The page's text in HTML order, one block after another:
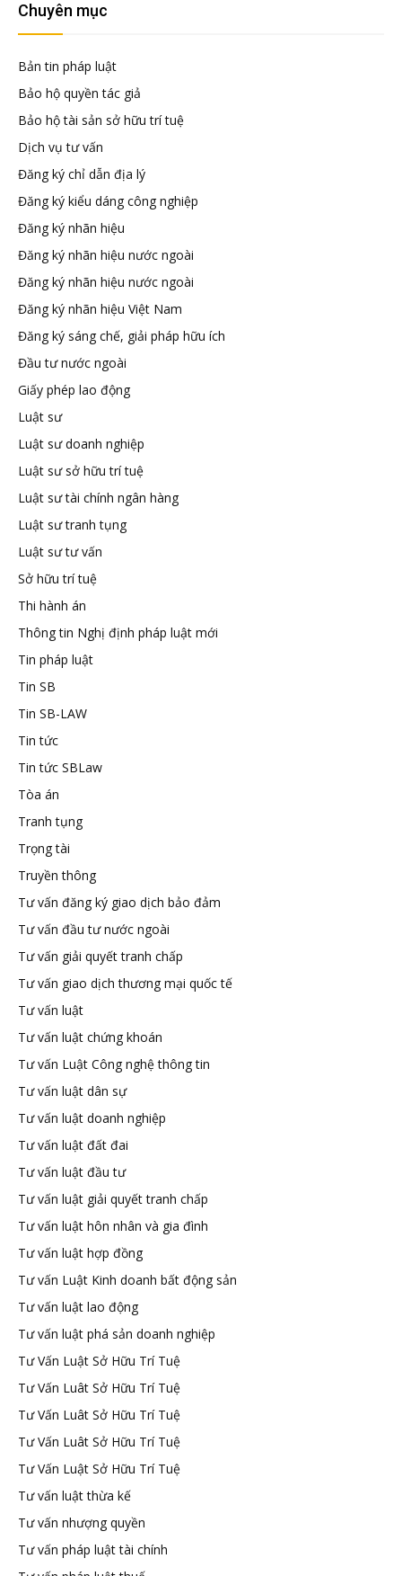
Chuyên mục
Bản tin pháp luật
Bảo hộ quyền tác giả
Bảo hộ tài sản sở hữu trí tuệ
Dịch vụ tư vấn
Đăng ký chỉ dẫn địa lý
Đăng ký kiểu dáng công nghiệp
Đăng ký nhãn hiệu
Đăng ký nhãn hiệu nước ngoài
Đăng ký nhãn hiệu nước ngoài
Đăng ký nhãn hiệu Việt Nam
Đăng ký sáng chế, giải pháp hữu ích
Đầu tư nước ngoài
Giấy phép lao động
Luật sư
Luật sư doanh nghiệp
Luật sư sở hữu trí tuệ
Luật sư tài chính ngân hàng
Luật sư tranh tụng
Luật sư tư vấn
Sở hữu trí tuệ
Thi hành án
Thông tin Nghị định pháp luật mới
Tin pháp luật
Tin SB
Tin SB-LAW
Tin tức
Tin tức SBLaw
Tòa án
Tranh tụng
Trọng tài
Truyền thông
Tư vấn đăng ký giao dịch bảo đảm
Tư vấn đầu tư nước ngoài
Tư vấn giải quyết tranh chấp
Tư vấn giao dịch thương mại quốc tế
Tư vấn luật
Tư vấn luật chứng khoán
Tư vấn Luật Công nghệ thông tin
Tư vấn luật dân sự
Tư vấn luật doanh nghiệp
Tư vấn luật đất đai
Tư vấn luật đầu tư
Tư vấn luật giải quyết tranh chấp
Tư vấn luật hôn nhân và gia đình
Tư vấn luật hợp đồng
Tư vấn Luật Kinh doanh bất động sản
Tư vấn luật lao động
Tư vấn luật phá sản doanh nghiệp
Tư Vấn Luật Sở Hữu Trí Tuệ
Tư Vấn Luât Sở Hữu Trí Tuệ
Tư Vấn Luât Sở Hữu Trí Tuệ
Tư Vấn Luât Sở Hữu Trí Tuệ
Tư Vấn Luật Sở Hữu Trí Tuệ
Tư vấn luật thừa kế
Tư vấn nhượng quyền
Tư vấn pháp luật tài chính